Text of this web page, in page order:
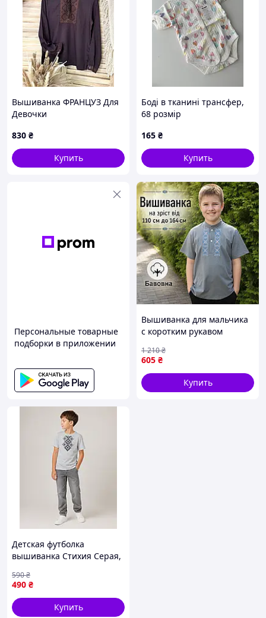
Вышиванка ФРАНЦУЗ Для
Девочки
830 ₴
Купить
Боді в тканині трансфер,
68 розмір
165 ₴
Купить
Персональные товарные
подборки в приложении
Вышиванка для мальчика
с коротким рукавом
вышиванки детские в
садик школу
605 ₴
1 210₴
Купить
Детская футболка
вышиванка Стихия Серая,
серой вышивкой,
вышиванка на мальчика
или девочку
490 ₴
590₴
Купить